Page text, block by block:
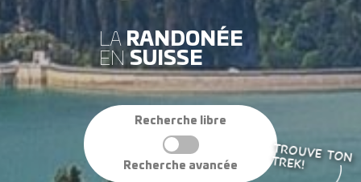
LA RANDONÉE
ENSUISSE
TROUVE TON
TREK!
Recherche libre
Recherche avancée